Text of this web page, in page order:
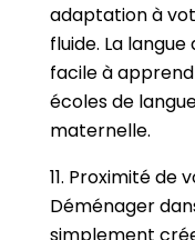
adaptation à
fluide. La
facile à
écoles de
maternelle.
11. Proximité de
Déménager